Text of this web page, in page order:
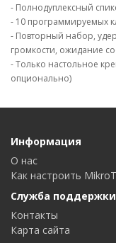
- Полнодуплексный
- 10 программируемых
- Повторный набор,
громкости, ожидание
- Только настольное
опционально)
Информация
О нас
Как настроить
Служба поддержки
Контакты
Карта сайта